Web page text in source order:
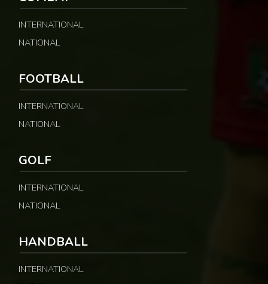
INTERNATIONAL
NATIONAL
FOOTBALL
INTERNATIONAL
NATIONAL
GOLF
INTERNATIONAL
NATIONAL
HANDBALL
INTERNATIONAL